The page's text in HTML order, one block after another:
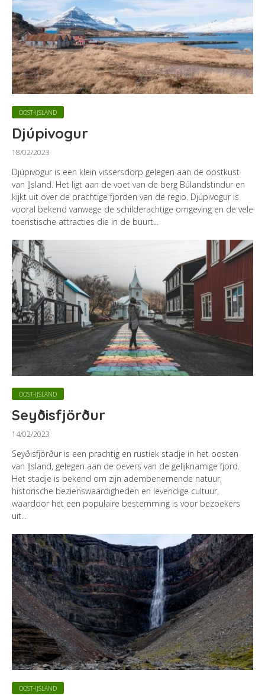
OOST-IJSLAND
Djúpivogur
18/02/2023
Djúpivogur is een klein vissersdorp gelegen aan de oostkust
van IJsland. Het ligt aan de voet van de berg Búlandstindur en
kijkt uit over de prachtige fjorden van de regio. Djúpivogur is
vooral bekend vanwege de schilderachtige omgeving en de vele
toeristische attracties die in de buurt...
OOST-IJSLAND
Seyðisfjörður
14/02/2023
Seyðisfjörður is een prachtig en rustiek stadje in het oosten
van IJsland, gelegen aan de oevers van de gelijknamige fjord.
Het stadje is bekend om zijn adembenemende natuur,
historische bezienswaardigheden en levendige cultuur,
waardoor het een populaire bestemming is voor bezoekers
uit...
OOST-IJSLAND